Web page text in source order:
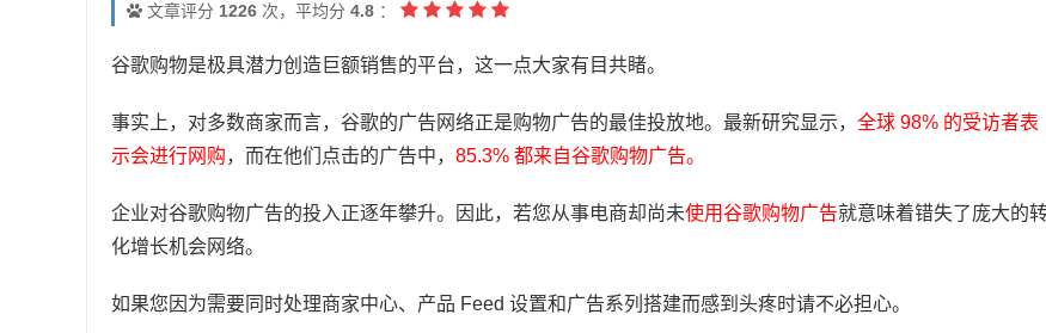
文章评分 1226 次，平均分 4.8 ：
谷歌购物是极具潜力创造巨额销售的平台，这一点大家有目共睹。
事实上，对多数商家而言，谷歌的广告网络正是购物广告的最佳投放地。最新研究显示， 全球 98% 的受访者表
示会进行网购，而在他们点击的广告中， 85.3% 都来自谷歌购物广告。
企业对谷歌购物广告的投入正逐年攀升。因此，若您从事电商却尚未使用谷歌购物广告就意味着错失了庞大的
化增长机会网络。
如果您因为需要同时处理商家中心、产品 Feed 设置和广告系列搭建而感到头疼时请不必担心。